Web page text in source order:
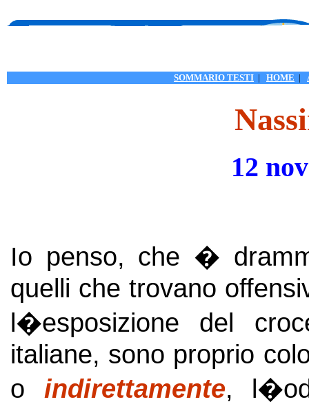
SOMMARIO TESTI | HOME |
12
Io penso, che �
quelli che trovano
l�esposizione del
italiane, sono proprio
o indirettamente,